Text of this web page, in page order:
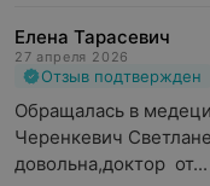
Елена Тарасевич
27 апреля 2026
Отзыв подтвержден
Обращалась в
Черенкевич
довольна,доктор  от...